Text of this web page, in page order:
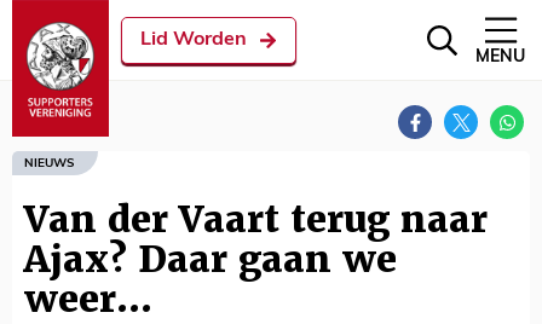
Lid Worden
MENU
NIEUWS
Van der Vaart terug naar
Ajax? Daar gaan we
weer...